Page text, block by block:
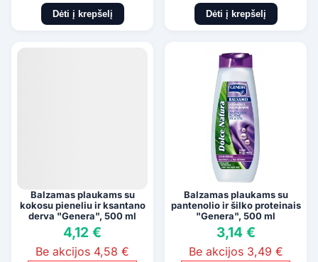
Dėti į krepšelį Dėti į krepšelį
Balzamas plaukams su
kokosu pieneliu ir ksantano
derva "Genera", 500 ml
4,12 €
Be akcijos 4,58 €
Balzamas plaukams su
pantenolio ir šilko proteinais
"Genera", 500 ml
3,14 €
Be akcijos 3,49 €